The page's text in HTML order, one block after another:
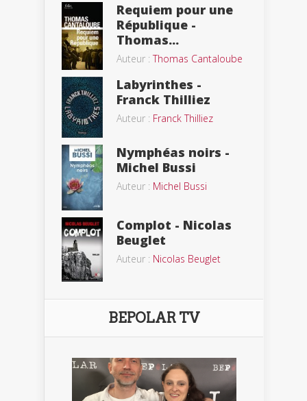
Requiem pour une
République -
Thomas...
Auteur :Thomas Cantaloube
Labyrinthes -
Franck Thilliez
Auteur : Franck Thilliez
Nymphéas noirs -
Michel Bussi
Auteur : Michel Bussi
Complot - Nicolas
Beuglet
Auteur : Nicolas Beuglet
BEPOLAR TV